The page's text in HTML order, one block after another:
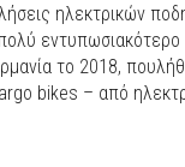
ηλεκτρικών
το 2018,
bikes – από